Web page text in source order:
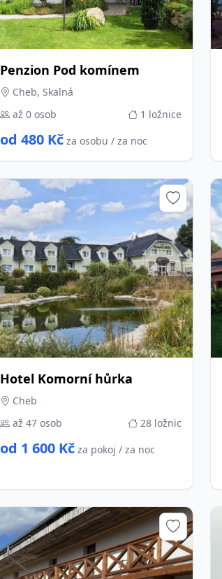
Penzion Pod komínem
Cheb, Skalná
až 0 osob
1 ložnice
od 480 Kč za osobu / za noc
Hotel Komorní hůrka
Cheb
až 47 osob
28 ložnic
od 1 600 Kč za pokoj / za noc